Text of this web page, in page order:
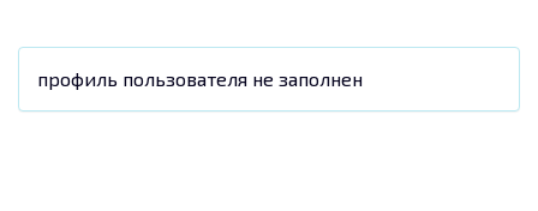
профиль пользователя не заполнен